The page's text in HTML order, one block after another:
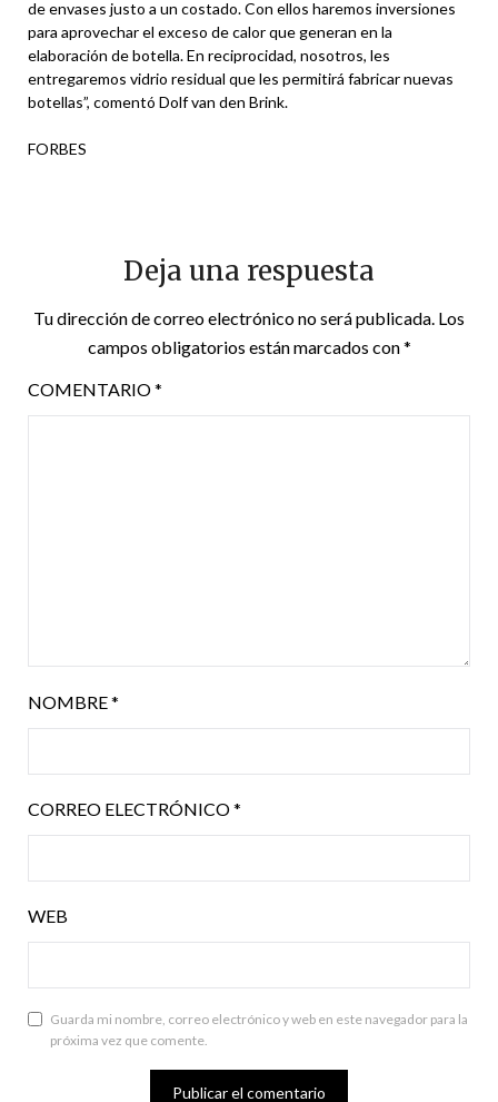
de envases justo a un costado. Con ellos haremos inversiones
para aprovechar el exceso de calor que generan en la
elaboración de botella. En reciprocidad, nosotros, les
entregaremos vidrio residual que les permitirá fabricar nuevas
botellas”, comentó Dolf van den Brink.
FORBES
Deja una respuesta
Tu dirección de correo electrónico no será publicada. Los
campos obligatorios están marcados con*
COMENTARIO*
NOMBRE*
CORREO ELECTRÓNICO*
WEB
Guarda mi nombre, correo electrónico y web en este navegador para la
próxima vez que comente.